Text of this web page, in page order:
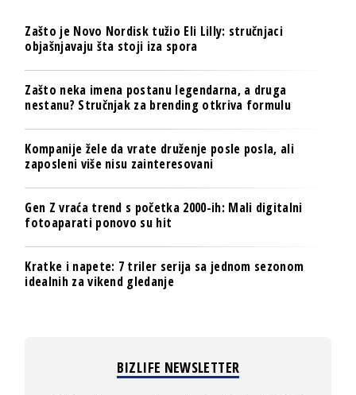
Zašto je Novo Nordisk tužio Eli Lilly: stručnjaci
objašnjavaju šta stoji iza spora
Zašto neka imena postanu legendarna, a druga
nestanu? Stručnjak za brending otkriva formulu
Kompanije žele da vrate druženje posle posla, ali
zaposleni više nisu zainteresovani
Gen Z vraća trend s početka 2000-ih: Mali digitalni
fotoaparati ponovo su hit
Kratke i napete: 7 triler serija sa jednom sezonom
idealnih za vikend gledanje
BIZLIFE NEWSLETTER